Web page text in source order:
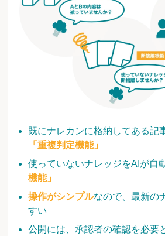
既にナレカンに格納してある記
「重複判定機能」
使っていないナレッジをAIが自
機能」
操作がシンプルなので、最新の
すい
公開には、承認者の確認を必要